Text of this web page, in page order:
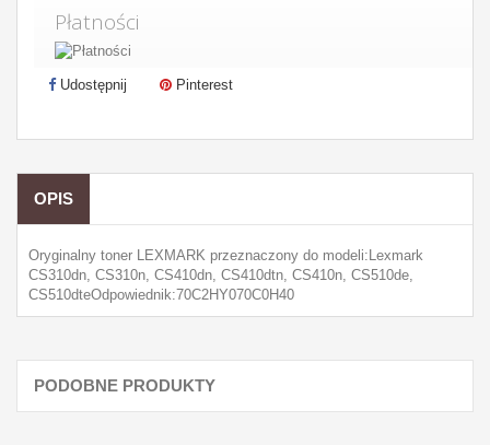
Płatności
Udostępnij Pinterest
OPIS
Oryginalny toner LEXMARK przeznaczony do modeli:Lexmark
CS310dn, CS310n, CS410dn, CS410dtn, CS410n, CS510de,
CS510dteOdpowiednik:70C2HY070C0H40
PODOBNE PRODUKTY